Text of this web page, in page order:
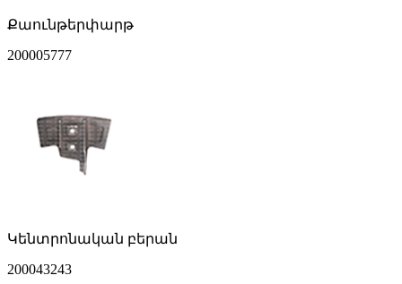
Քաունթերփարթ
200005777
Կենտրոնական բերան
200043243